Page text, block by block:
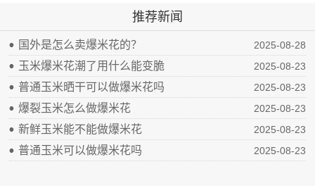
推荐新闻
国外是怎么卖爆米花的？ 2025-08-28
玉米爆米花潮了用什么能变脆 2025-08-23
普通玉米晒干可以做爆米花吗 2025-08-23
爆裂玉米怎么做爆米花 2025-08-23
新鲜玉米能不能做爆米花 2025-08-23
普通玉米可以做爆米花吗 2025-08-23